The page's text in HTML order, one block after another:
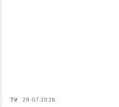
TV 29.07.2026.